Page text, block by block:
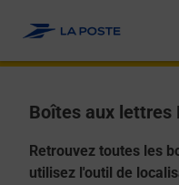
Boîtes aux lettres
Retrouvez toutes les
utilisez l'outil de